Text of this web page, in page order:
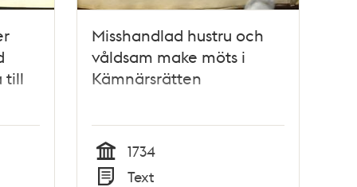
till
Misshandlad hustru och
våldsam make möts i
Kämnärsrätten
Tid
1734
Text